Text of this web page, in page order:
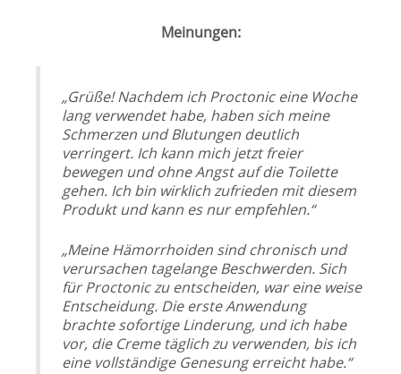
Meinungen:
„Grüße! Nachdem ich Proctonic eine Woche
lang verwendet habe, haben sich meine
Schmerzen und Blutungen deutlich
verringert. Ich kann mich jetzt freier
bewegen und ohne Angst auf die Toilette
gehen. Ich bin wirklich zufrieden mit diesem
Produkt und kann es nur empfehlen.“
„Meine Hämorrhoiden sind chronisch und
verursachen tagelange Beschwerden. Sich
für Proctonic zu entscheiden, war eine weise
Entscheidung. Die erste Anwendung
brachte sofortige Linderung, und ich habe
vor, die Creme täglich zu verwenden, bis ich
eine vollständige Genesung erreicht habe.“